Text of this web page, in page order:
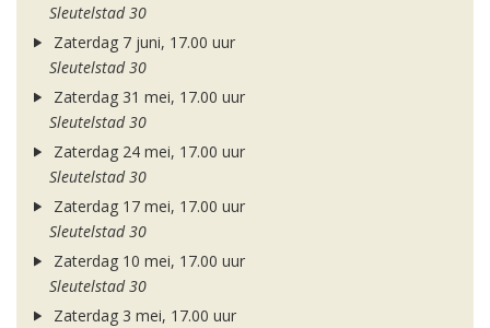
Sleutelstad 30
Zaterdag 7 juni, 17.00 uur
Sleutelstad 30
Zaterdag 31 mei, 17.00 uur
Sleutelstad 30
Zaterdag 24 mei, 17.00 uur
Sleutelstad 30
Zaterdag 17 mei, 17.00 uur
Sleutelstad 30
Zaterdag 10 mei, 17.00 uur
Sleutelstad 30
Zaterdag 3 mei, 17.00 uur